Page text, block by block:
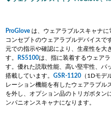
ProGloveは、ウェアラブルスキャナ
コンセプトのウェアラブルデバイスで
元での指示や確認により、生産性を大
す。
RS5100は、指に装着するウェア
す。優れた読取性能、高い堅牢性、バ
搭載しています。GSR-1120 （1Dモデ
レーション機能を有したウェアラブル
を外し、オプション品のトリガボタン
ンパニオンスキャナになります。